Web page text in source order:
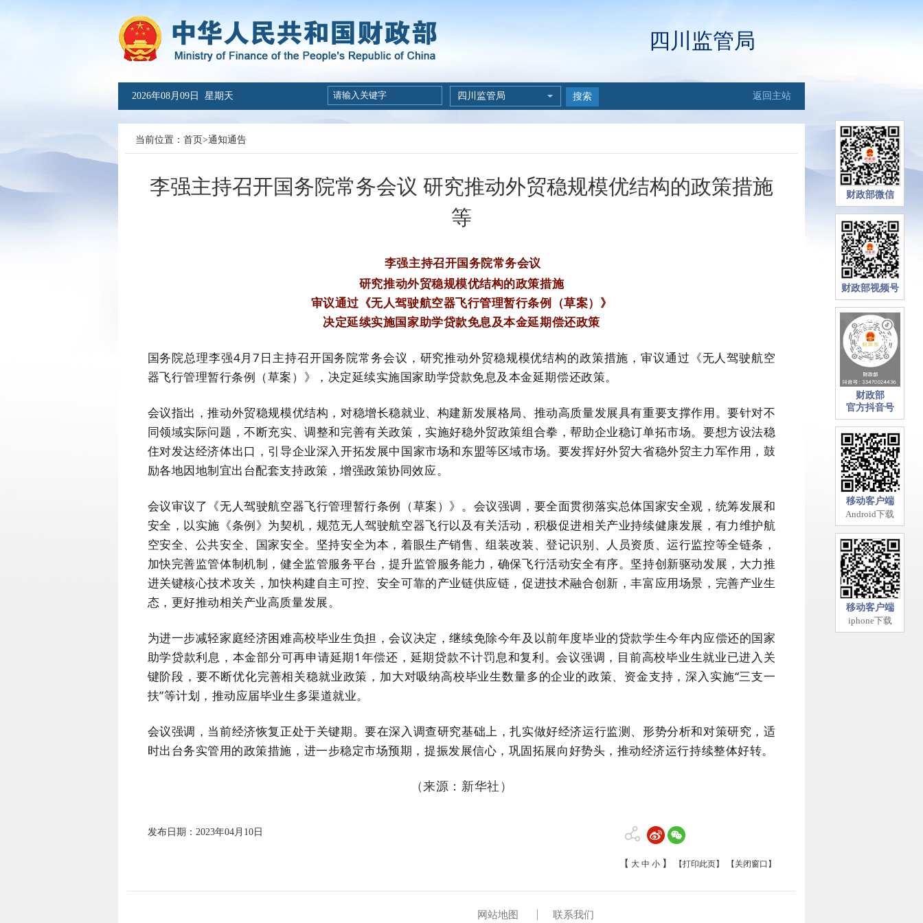
财政部微信
财政部视频号
财政部
官方抖音号
移动客户端
Android下载
移动客户端
iphone下载
四川监管局
2026年08月09日 星期天 四川监管局 搜索 返回主站
当前位置： 首页>通知通告
李强主持召开国务院常务会议 研究推动外贸稳规模优结构的政策措施
等
李强主持召开国务院常务会议
研究推动外贸稳规模优结构的政策措施
审议通过《无人驾驶航空器飞行管理暂行条例（草案）》
决定延续实施国家助学贷款免息及本金延期偿还政策
国务院总理李强4月7日主持召开国务院常务会议，研究推动外贸稳规模优结构的政策措施，审议通过《无人驾驶航空
器飞行管理暂行条例（草案）》，决定延续实施国家助学贷款免息及本金延期偿还政策。
会议指出，推动外贸稳规模优结构，对稳增长稳就业、构建新发展格局、推动高质量发展具有重要支撑作用。要针对不
同领域实际问题，不断充实、调整和完善有关政策，实施好稳外贸政策组合拳，帮助企业稳订单拓市场。要想方设法稳
住对发达经济体出口，引导企业深入开拓发展中国家市场和东盟等区域市场。要发挥好外贸大省稳外贸主力军作用，鼓
励各地因地制宜出台配套支持政策，增强政策协同效应。
会议审议了《无人驾驶航空器飞行管理暂行条例（草案）》。会议强调，要全面贯彻落实总体国家安全观，统筹发展和
安全，以实施《条例》为契机，规范无人驾驶航空器飞行以及有关活动，积极促进相关产业持续健康发展，有力维护航
空安全、公共安全、国家安全。坚持安全为本，着眼生产销售、组装改装、登记识别、人员资质、运行监控等全链条，
加快完善监管体制机制，健全监管服务平台，提升监管服务能力，确保飞行活动安全有序。坚持创新驱动发展，大力推
进关键核心技术攻关，加快构建自主可控、安全可靠的产业链供应链，促进技术融合创新，丰富应用场景，完善产业生
态，更好推动相关产业高质量发展。
为进一步减轻家庭经济困难高校毕业生负担，会议决定，继续免除今年及以前年度毕业的贷款学生今年内应偿还的国家
助学贷款利息，本金部分可再申请延期1年偿还，延期贷款不计罚息和复利。会议强调，目前高校毕业生就业已进入关
键阶段，要不断优化完善相关稳就业政策，加大对吸纳高校毕业生数量多的企业的政策、资金支持，深入实施“三支一
扶”等计划，推动应届毕业生多渠道就业。
会议强调，当前经济恢复正处于关键期。要在深入调查研究基础上，扎实做好经济运行监测、形势分析和对策研究，适
时出台务实管用的政策措施，进一步稳定市场预期，提振发展信心，巩固拓展向好势头，推动经济运行持续整体好转。
（来源：新华社 ）
发布日期：2023年04月10日
【 大 中 小 】 【打印此页】 【关闭窗口】
网站地图 联系我们